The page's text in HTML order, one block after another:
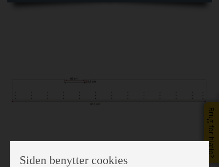
Brug for hjælp?
Siden benytter cookies